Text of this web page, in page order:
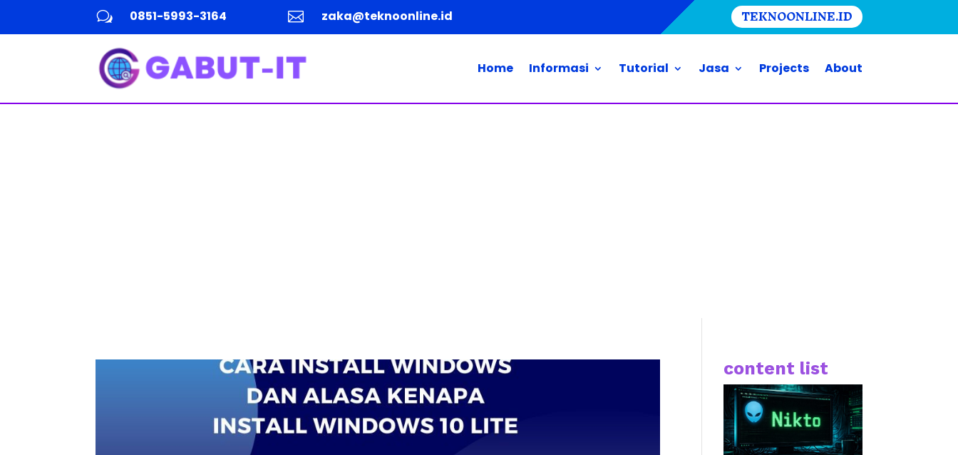
w 0851-5993-3164  zaka@teknoonline.id TEKNOONLINE.ID
Home Informasi Tutorial Jasa Projects About
content list